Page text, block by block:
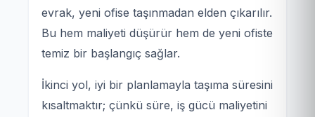
evrak, yeni ofise taşınmadan elden çıkarılır.
Bu hem maliyeti düşürür hem de yeni ofiste
temiz bir başlangıç sağlar.
İkinci yol, iyi bir planlamayla taşıma süresini
kısaltmaktır; çünkü süre, iş gücü maliyetini